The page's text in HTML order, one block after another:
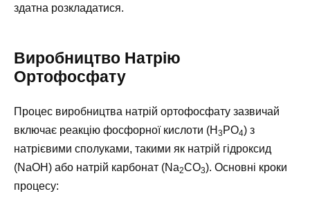
здатна розкладатися.
Виробництво Натрію
Ортофосфату
Процес виробництва натрій ортофосфату зазвичай
включає реакцію фосфорної кислоти (H 3 PO4) з
натрієвими сполуками, такими як натрій гідроксид
(NaOH) або натрій карбонат (Na2CO3). Основні кроки
процесу: